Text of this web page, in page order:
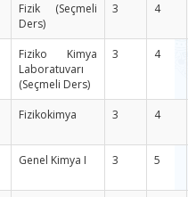
Fizik (Seçmeli
Ders)
3 4
Fiziko Kimya
Laboratuvarı
(Seçmeli Ders)
3 4
Fizikokimya 3 4
Genel Kimya I 3 5